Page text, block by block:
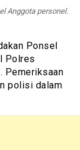
Anggota personel.
Ponsel
Polres
Pemeriksaan
polisi dalam